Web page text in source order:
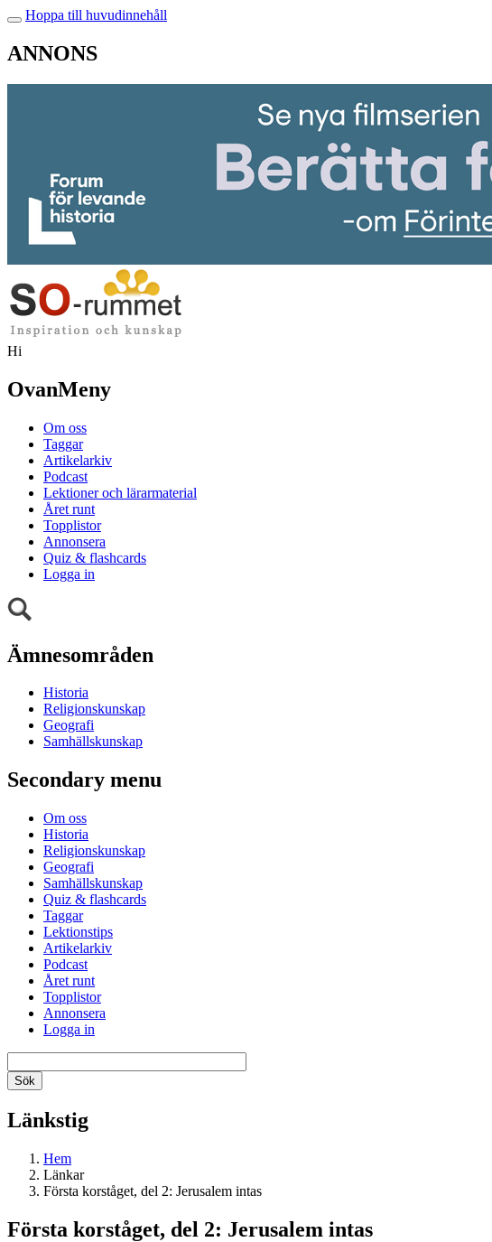
Hoppa till huvudinnehåll
ANNONS
Hi
OvanMeny
Om oss
Taggar
Artikelarkiv
Podcast
Lektioner och lärarmaterial
Året runt
Topplistor
Annonsera
Quiz & flashcards
Logga in
Ämnesområden
Historia
Religionskunskap
Geografi
Samhällskunskap
Secondary menu
Om oss
Historia
Religionskunskap
Geografi
Samhällskunskap
Quiz & flashcards
Taggar
Lektionstips
Artikelarkiv
Podcast
Året runt
Topplistor
Annonsera
Logga in
Länkstig
Hem
Länkar
Första korståget, del 2: Jerusalem intas
Första korståget, del 2: Jerusalem intas